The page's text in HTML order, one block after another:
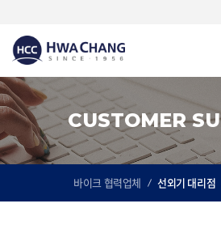
CUSTOMER
바이크 협력업체 선외기 대리점